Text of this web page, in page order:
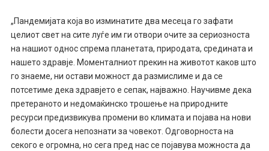
„Пандемијата која во изминатите два месеца го зафати
целиот свет на сите луѓе им ги отвори очите за сериозноста
на нашиот однос спрема планетата, природата, средината и
нашето здравје. Моменталниот прекин на животот каков што
го знаеме, ни остави можност да размислиме и да се
потсетиме дека здравјето е сепак, најважно. Научивме дека
претераното и недомаќинско трошење на природните
ресурси предизвикува промени во климата и појава на нови
болести досега непознати за човекот. Одговорноста на
секого е огромна, но сега пред нас се појавува можноста да